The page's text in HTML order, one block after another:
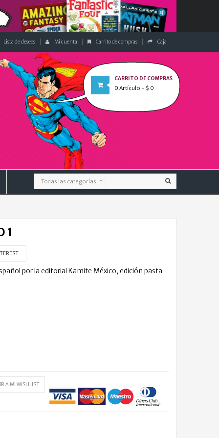
Lista de deseos Mi cuenta Carrito de compras Caja
CARRITO DE COMPRAS
0 Artículo - $ 0
1
por la editorial Kamite México, edición pasta
A MI WISHLIST